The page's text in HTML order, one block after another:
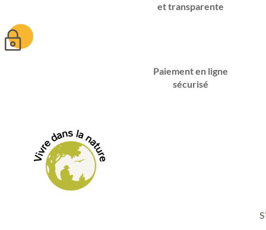
et transparente
Paiement en ligne
sécurisé